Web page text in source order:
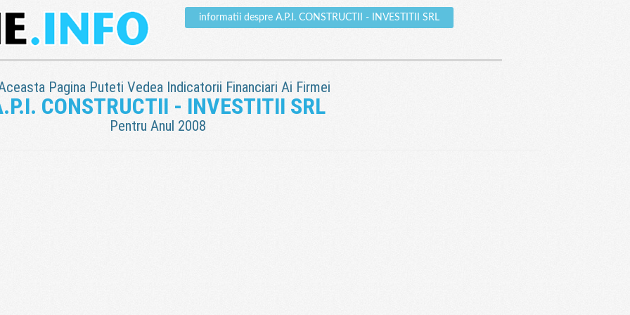
informatii despre A.P.I. CONSTRUCTII - INVESTITII SRL
Pagina Puteti Vedea Indicatorii Financiari Ai Firmei
CONSTRUCTII - INVESTITII SRL
Pentru Anul 2008